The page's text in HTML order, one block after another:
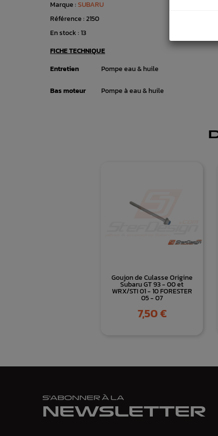
Marque :SUBARU
Référence :2150
En stock :13
FICHE TECHNIQUE
Entretien
Pompe eau & huile
Bas moteur Pompe à eau & huile
Goujon de Culasse Origine
Subaru GT 93 - 00 et
WRX/STI 01 - 10 FORESTER
05 - 07
Prix
7,50 €
S'ABONNER À LA
NEWSLETTER